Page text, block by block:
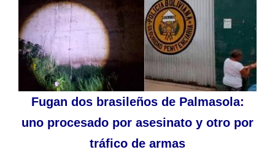
Fugan dos brasileños de Palmasola:
uno procesado por asesinato y otro por
tráfico de armas